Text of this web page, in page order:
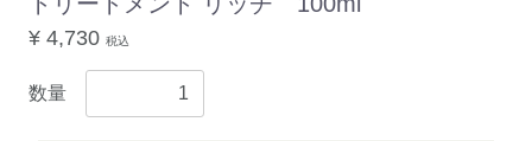
¥ 4,730 税込
数量